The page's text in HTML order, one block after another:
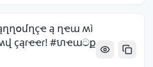
ą ղҽա ʍì
çąɾҽҽɾ! #ហҽաටք